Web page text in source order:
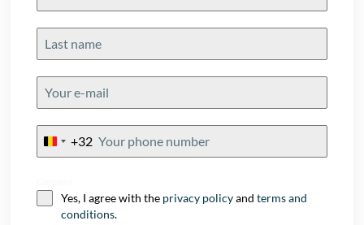
Belgium
+32
+32
Yes, I agree with the privacy policyandterms and
conditions.